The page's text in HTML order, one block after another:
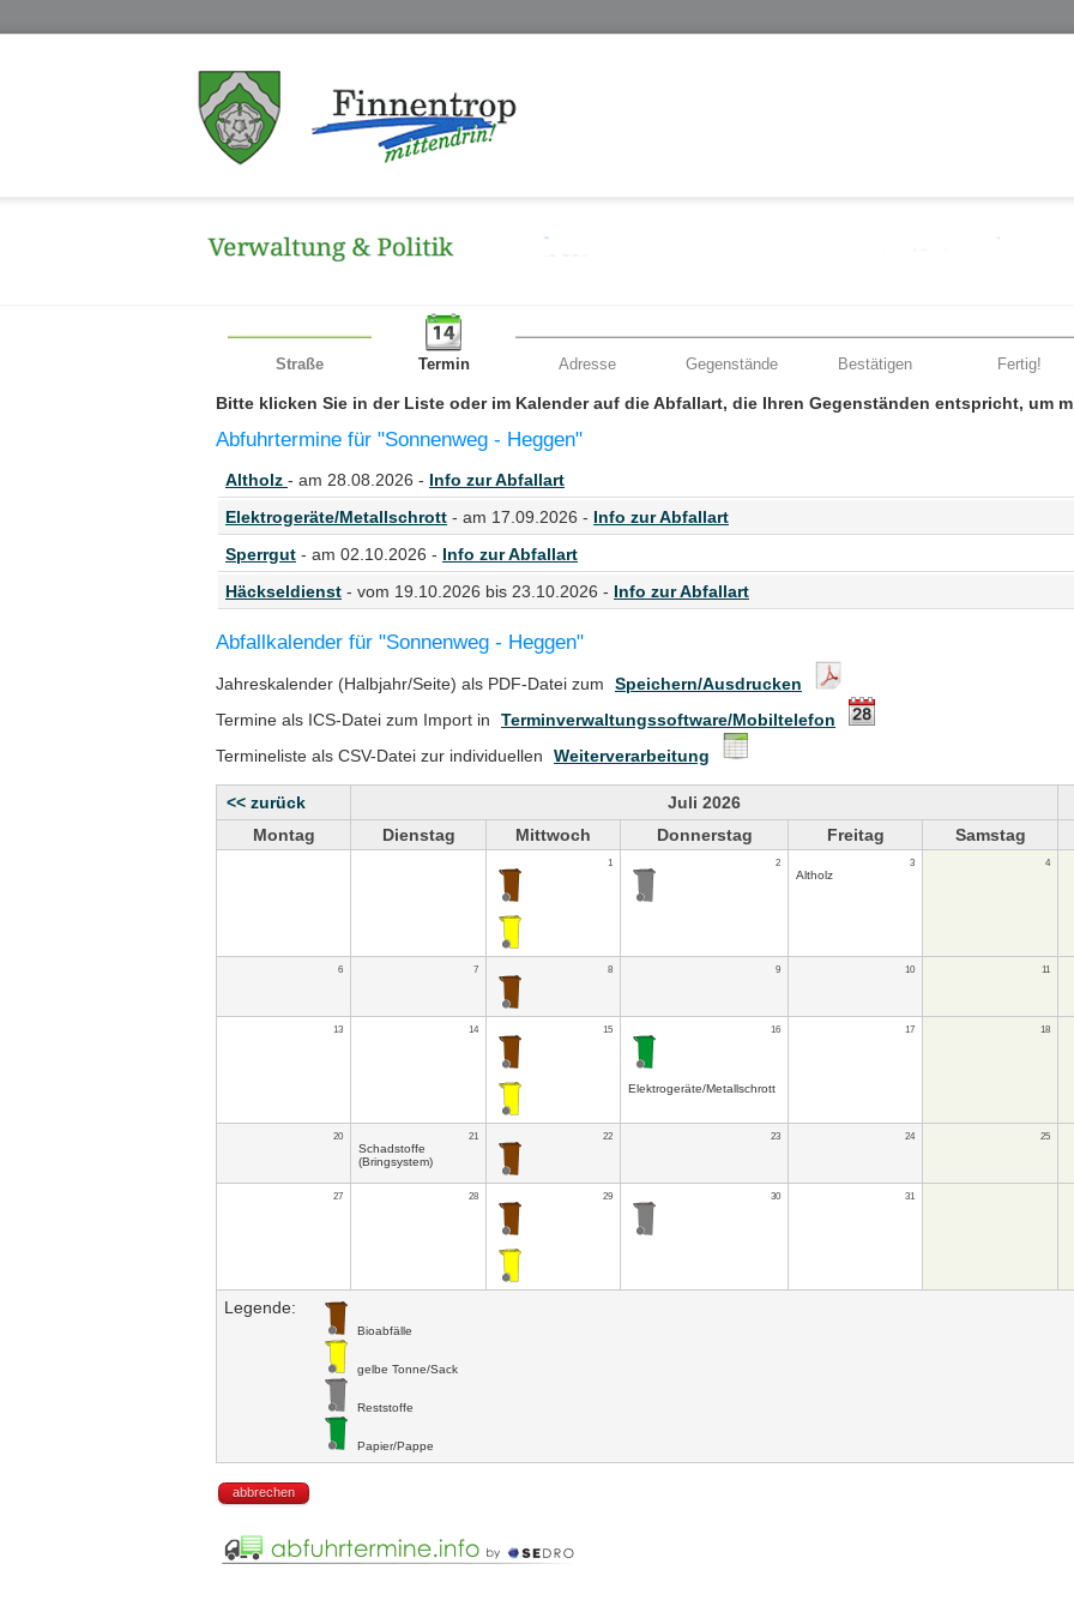
Straße Termin Adresse Gegenstände Bestätigen Fertig!
Bitte klicken Sie in der Liste oder im Kalender auf die Abfallart, die Ihren Gegenständen entspricht, um
Abfuhrtermine für "Sonnenweg - Heggen"
Altholz - am 28.08.2026 - Info zur Abfallart
Elektrogeräte/Metallschrott - am 17.09.2026 - Info zur Abfallart
Sperrgut - am 02.10.2026 - Info zur Abfallart
Häckseldienst - vom 19.10.2026 bis 23.10.2026 - Info zur Abfallart
Abfallkalender für "Sonnenweg - Heggen"
Jahreskalender (Halbjahr/Seite) als PDF-Datei zum
Speichern/Ausdrucken
Termine als ICS-Datei zum Import in
Terminverwaltungssoftware/Mobiltelefon
Termineliste als CSV-Datei zur individuellen
Weiterverarbeitung
<< zurück Juli 2026
Montag
Dienstag Mittwoch Donnerstag Freitag Samstag
1 2 3
Altholz
4
6 7 8 9 10 11
13 14 15 16
Elektrogeräte/Metallschrott
17 18
20 21
Schadstoffe
(Bringsystem)
22 23 24 25
27 28 29 30 31
Legende:
Bioabfälle
gelbe Tonne/Sack
Reststoffe
Papier/Pappe
abbrechen